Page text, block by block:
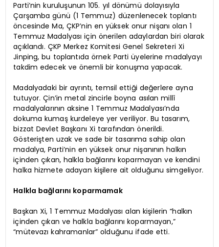
Parti’nin kuruluşunun 105. yıl dönümü dolayısıyla
Çarşamba günü (1 Temmuz) düzenlenecek toplantı
öncesinde Ma, ÇKP’nin en yüksek onur nişanı olan 1
Temmuz Madalyası için önerilen adaylardan biri olarak
açıklandı. ÇKP Merkez Komitesi Genel Sekreteri Xi
Jinping, bu toplantıda örnek Parti üyelerine madalyayı
takdim edecek ve önemli bir konuşma yapacak.
Madalyadaki bir ayrıntı, temsil ettiği değerlere ayna
tutuyor. Çin’in metal zincirle boyna asılan millî
madalyalarının aksine 1 Temmuz Madalyası’nda
dokuma kumaş kurdeleye yer veriliyor. Bu tasarım,
bizzat Devlet Başkanı Xi tarafından önerildi.
Gösterişten uzak ve sade bir tasarıma sahip olan
madalya, Parti’nin en yüksek onur nişanının halkın
içinden çıkan, halkla bağlarını koparmayan ve kendini
halka hizmete adayan kişilere ait olduğunu simgeliyor.
Halkla bağlarını koparmamak
Başkan Xi, 1 Temmuz Madalyası alan kişilerin “halkın
içinden çıkan ve halkla bağlarını koparmayan,”
“mütevazı kahramanlar” olduğunu ifade etti.